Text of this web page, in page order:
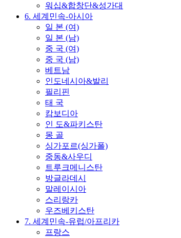
워십&합창단&성가대
6. 세계민속-아시아
일 본 (여)
일 본 (남)
중 국 (여)
중 국 (남)
베트남
인도네시아&발리
필리핀
태 국
캄보디아
인 도&파키스탄
몽 골
싱가포르(싱가폴)
중동&사우디
트루크메니스탄
방글라데시
말레이시아
스리랑카
우즈베키스탄
7. 세계민속-유럽/아프리카
프랑스